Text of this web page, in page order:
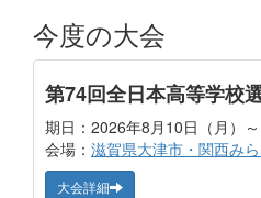
今度の大会
第74回全日本高等学校
期日：2026年8月10日（月）～
会場： 滋賀県大津市・関西み
大会詳細